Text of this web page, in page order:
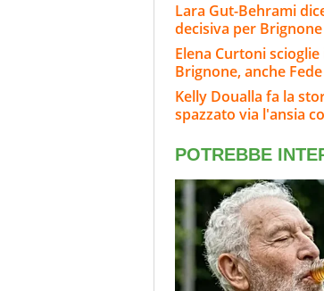
Lara Gut-Behrami
decisiva per Brignone
Elena Curtoni
Brignone, anche
Kelly Doualla fa la
spazzato via l'ansia